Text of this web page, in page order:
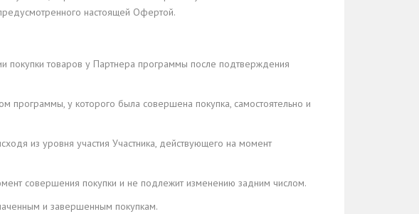
настоящей Офертой.
покупки товаров у Партнера программы после подтверждения
программы, у которого была совершена покупка, самостоятельно и
из уровня участия Участника, действующего на момент
совершения покупки и не подлежит изменению задним числом.
и завершенным покупкам.